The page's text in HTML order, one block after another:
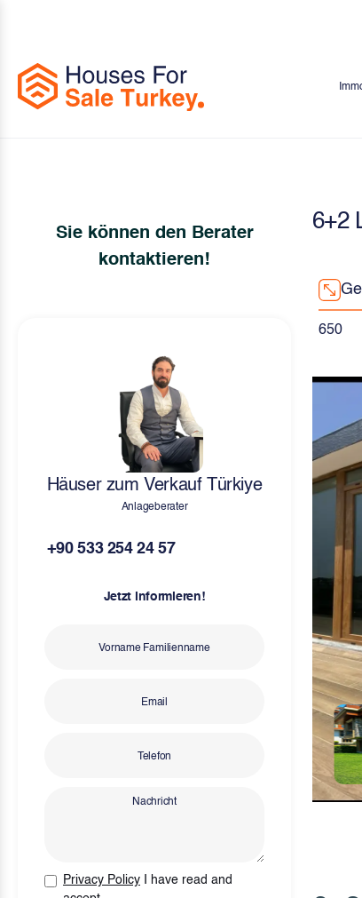
Sie können den Berater
kontaktieren!
Häuser zum Verkauf Türkiye
Anlageberater
+90 533 254 24 57
Jetzt informieren!
Privacy Policy I have read and
6+2
650